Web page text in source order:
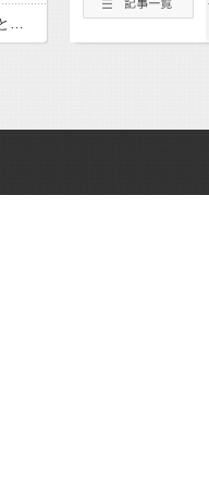
【ホロライブ】ルイ、登録者１００万人達成おめでとう！！